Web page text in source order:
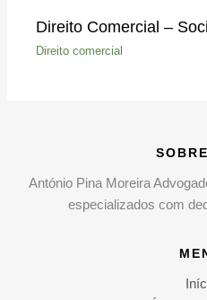
Direito Comercial –
Direito comercial
António Pina Moreira
especializados com